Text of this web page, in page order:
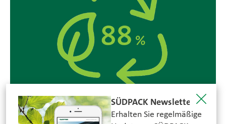
SÜDPACK Newsletter
Erhalten Sie regelmäßige